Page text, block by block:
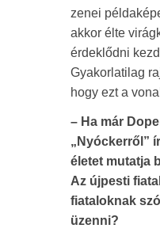
zenei
akkor élte
érdeklődni
Gyakorlatilag
hogy ezt a
– Ha már
„Nyóckerről”
életet mutatja
Az újpesti
fiataloknak
üzenni?